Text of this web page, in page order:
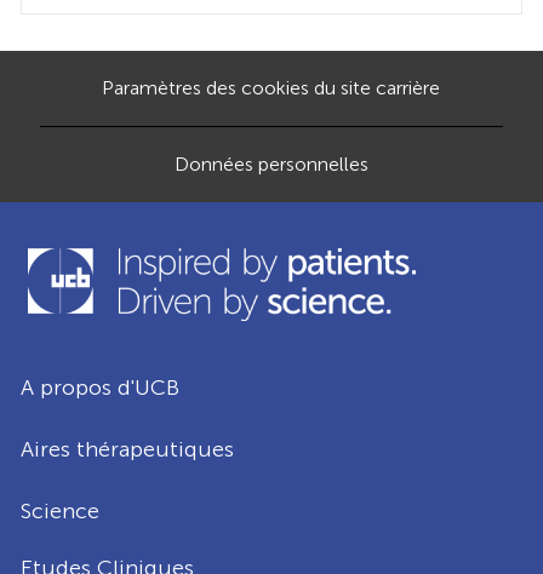
C
A
N
Paramètres des cookies du site carrière
Données personnelles
A propos d'UCB
Aires thérapeutiques
Science
Etudes Cliniques